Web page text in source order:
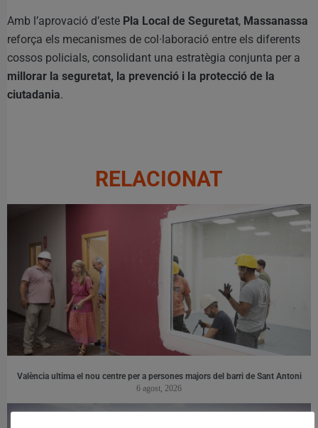
Amb l’aprovació d’este Pla Local de Seguretat, Massanassa
reforça els mecanismes de col·laboració entre els diferents
cossos policials, consolidant una estratègia conjunta per a
millorar la seguretat, la prevenció i la protecció de la
ciutadania.
RELACIONAT
València ultima el nou centre per a persones majors del barri de Sant Antoni
6 agost, 2026